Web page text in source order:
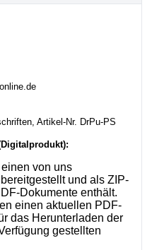
Artikel-Nr. DrPu-PS
von uns
und als ZIP-
Dokumente enthält.
einen aktuellen PDF-
das Herunterladen der
gestellten